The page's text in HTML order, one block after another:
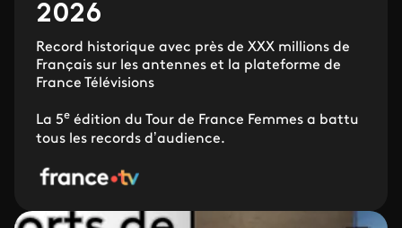
2026
Record historique avec près de XXX millions de
Français sur les antennes et la plateforme de
France Télévisions
La 5e édition du Tour de France Femmes a battu
tous les records d’audience.